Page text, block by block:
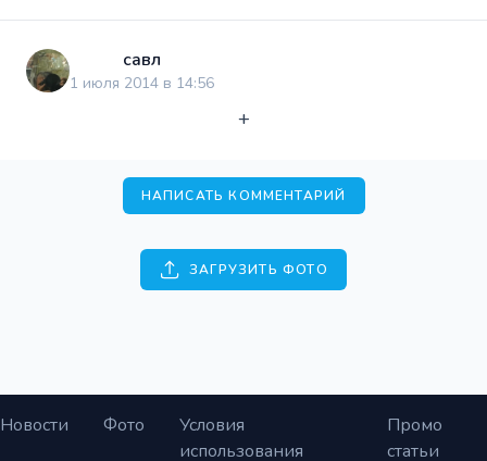
савл
1 июля 2014 в 14:56
+
НАПИСАТЬ КОММЕНТАРИЙ
ЗАГРУЗИТЬ ФОТО
Новости Фото
Условия
использования
Промо
статьи